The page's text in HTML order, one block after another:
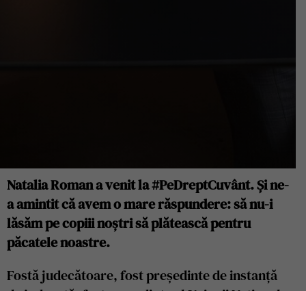
Natalia Roman a venit la #PeDreptCuvânt. Și ne-
a amintit că avem o mare răspundere: să nu-i
lăsăm pe copiii noștri să plătească pentru
păcatele noastre.
Fostă judecătoare, fost președinte de instanță